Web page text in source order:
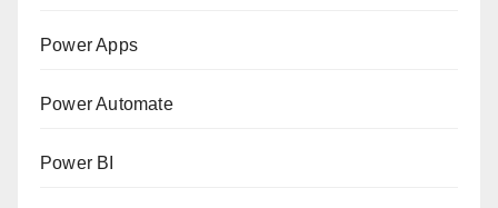
Power Apps
Power Automate
Power BI